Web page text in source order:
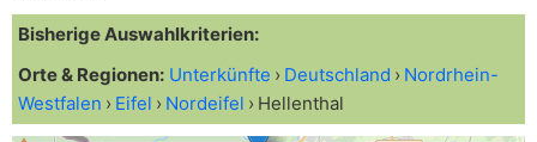
Bisherige Auswahlkriterien:
Orte & Regionen: Unterkünfte Deutschland
Nordrhein-
Westfalen
Eifel Nordeifel Hellenthal